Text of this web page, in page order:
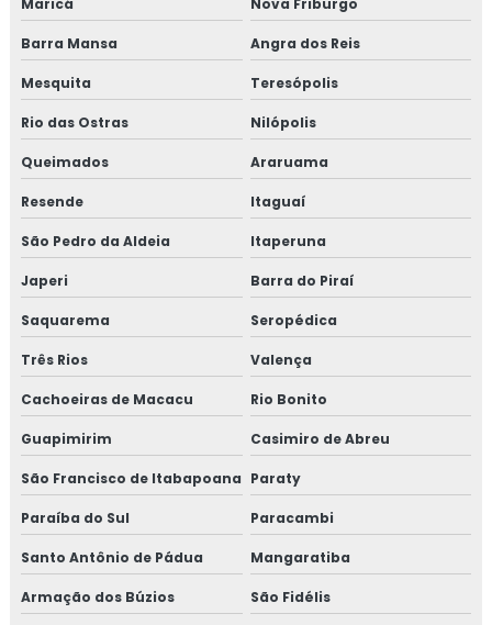
Consultoria em HACCP de acordo com os requisitos do
GMP
Consultoria em HACCP APPCC
Consultoria em HACCP APPCC com foco no BRCGS
Consultoria em HACCP codex alimentarius
Consultoria em homologação de fornecedor
Consultoria em homologação de fornecedores e
Consultoria em ifs food
Consultoria em implantação de programa 5s
Consultoria em implementação gfsi
Consultoria em iso 14001
Consultoria em iso 17025
Consultoria em iso 9001
Barra Mansa Angra dos Reis
Mesquita Teresópolis
Rio das Ostras Nilópolis
Queimados Araruama
Resende Itaguaí
São Pedro da Aldeia Itaperuna
Japeri Barra do Piraí
Saquarema Seropédica
Três Rios Valença
Cachoeiras de Macacu Rio Bonito
Guapimirim Casimiro de Abreu
São Francisco de Itabapoana Paraty
Paraíba do Sul Paracambi
Santo Antônio de Pádua Mangaratiba
Armação dos Búzios São Fidélis